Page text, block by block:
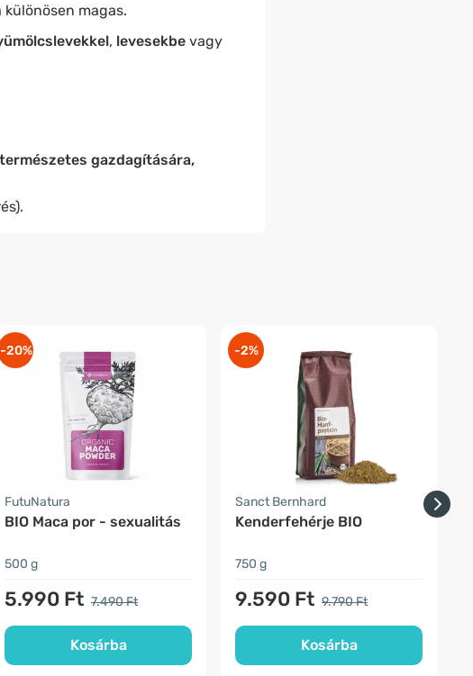
magas.
, levesekbe vagy
gazdagítására,
-20%
FutuNatura
BIO Maca por - sexualitás
500 g
5.990 Ft 7.490 Ft
Kosárba
-2%
Sanct Bernhard
Kenderfehérje BIO
750 g
9.590 Ft 9.790 Ft
Kosárba